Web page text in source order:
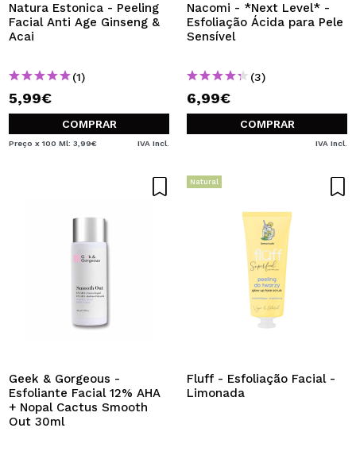
Natura Estonica - Peeling
Facial Anti Age Ginseng &
Acai
(1)
5,99€
COMPRAR
Preço x 100 Ml: 3,99€ IVA Incl.
Nacomi - *Next Level* -
Esfoliação Ácida para Pele
Sensível
(3)
6,99€
COMPRAR
IVA Incl.
Geek & Gorgeous -
Esfoliante Facial 12% AHA
+ Nopal Cactus Smooth
Out 30ml
Natural
Fluff - Esfoliação Facial -
Limonada